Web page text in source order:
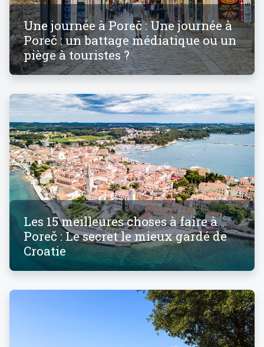
Une journée à Poreč : Une journée à
Poreč : un battage médiatique ou un
piège à touristes ?
Les 15 meilleures choses à faire à
Poreč : Le secret le mieux gardé de
Croatie